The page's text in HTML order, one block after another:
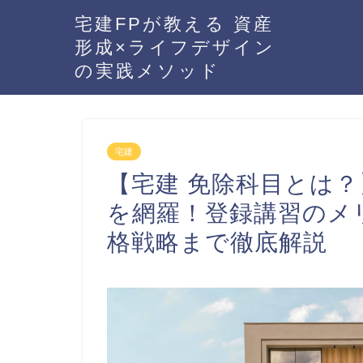
宅建FPが教える 資産
形成×ライフデザイン
の実践メソッド
宅建
【宅建 免除科目とは
を網羅！登録講習の
格戦略まで徹底解説